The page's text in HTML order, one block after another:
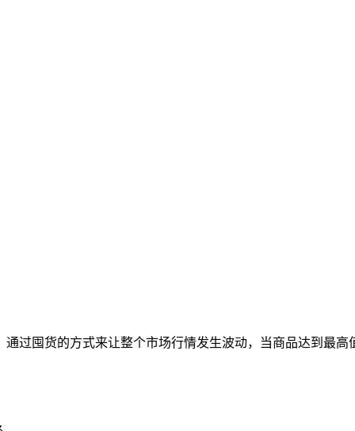
过囤货的方式来让整个市场行情发生波动，当商品达到最